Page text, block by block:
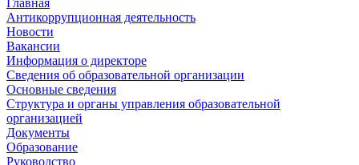
Главная
Антикоррупционная деятельность
Новости
Вакансии
Информация о директоре
Сведения об образовательной организации
Основные сведения
Структура и органы управления образовательной
организацией
Документы
Образование
Руководство